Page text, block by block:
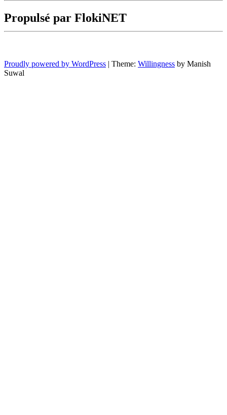
Propulsé par FlokiNET
Proudly powered by WordPress | Theme: Willingness by Manish
Suwal